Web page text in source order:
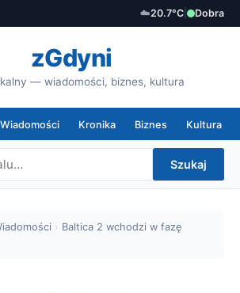
☁️20.7°C Dobra
zGdyni
— wiadomości, biznes, kultura
Wiadomości Kronika Biznes Kultura
Szukaj
› Baltica 2 wchodzi w fazę